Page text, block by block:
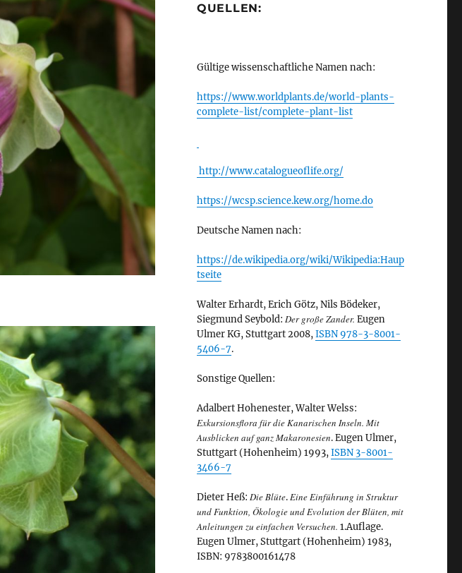
QUELLEN:
Gültige wissenschaftliche Namen nach:
https://www.worldplants.de/world-plants-
complete-list/complete-plant-list
http://www.catalogueoflife.org/
https://wcsp.science.kew.org/home.do
Deutsche Namen nach:
https://de.wikipedia.org/wiki/Wikipedia:Haup
tseite
Walter Erhardt, Erich Götz, Nils Bödeker,
Siegmund Seybold: Der große Zander. Eugen
Ulmer KG, Stuttgart 2008,ISBN 978-3-8001-
5406-7.
Sonstige Quellen:
Adalbert Hohenester, Walter Welss:
Exkursionsflora für die Kanarischen Inseln. Mit
Ausblicken auf ganz Makaronesien. Eugen Ulmer,
Stuttgart (Hohenheim) 1993,ISBN 3-8001-
3466-7
Dieter Heß: Die Blüte.Eine Einführung in Struktur
und Funktion, Ökologie und Evolution der Blüten, mit
Anleitungen zu einfachen Versuchen. 1.Auflage.
Eugen Ulmer, Stuttgart (Hohenheim) 1983,
ISBN: 9783800161478